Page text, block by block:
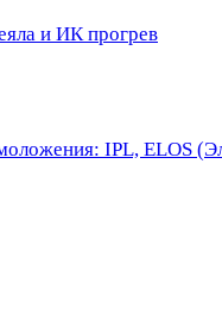
и ИК прогрев
IPL, ELOS